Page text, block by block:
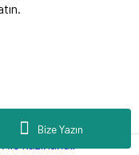
Bize Yazın